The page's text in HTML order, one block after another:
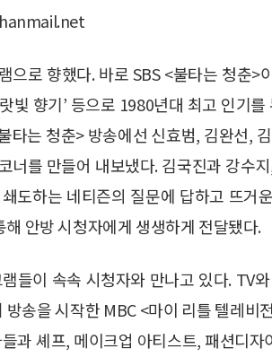
로 향했다. 바로 SBS <불타는 청춘>
빛 향기’ 등으로 1980년대 최고 인기
타는 청춘> 방송에선 신효범, 김완선,
너를 만들어 내보냈다. 김국진과 강수
도하는 네티즌의 질문에 답하고 뜨거
안방 시청자에게 생생하게 전달됐다.
들이 속속 시청자와 만나고 있다. TV
송을 시작한 MBC <마이 리틀 텔레비
과 셰프, 메이크업 아티스트, 패션디자